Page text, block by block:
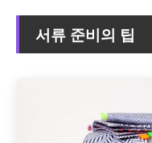
서류 준비의 팁